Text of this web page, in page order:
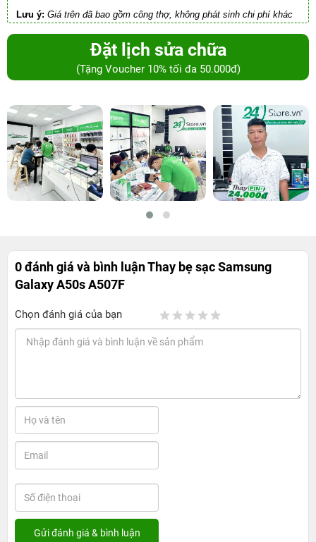
Lưu ý: Giá trên đã bao gồm công thợ, không phát sinh chi phí khác
Đặt lịch sửa chữa
(Tặng Voucher 10% tối đa 50.000đ)
0 đánh giá và bình luậnThay bẹ sạc Samsung
Galaxy A50s A507F
Chọn đánh giá của bạn